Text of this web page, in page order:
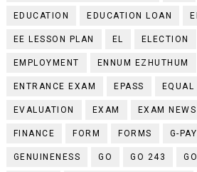
EDUCATION EDUCATION LOAN
EE LESSON PLAN EL ELECTION
EMPLOYMENT ENNUM EZHUTHUM
ENTRANCE EXAM EPASS EQUAL
EVALUATION EXAM EXAM NEWS
FINANCE FORM FORMS G-PAY
GENUINENESS GO GO 243